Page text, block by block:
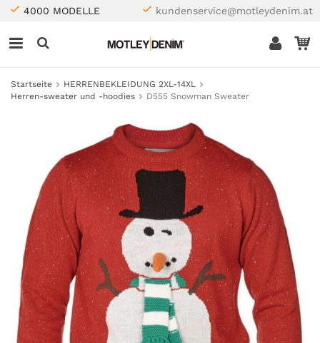
4000 MODELLE kundenservice@motleydenim.at
Startseite
HERRENBEKLEIDUNG 2XL-14XL
Herren-sweater und -hoodies
D555 Snowman Sweater